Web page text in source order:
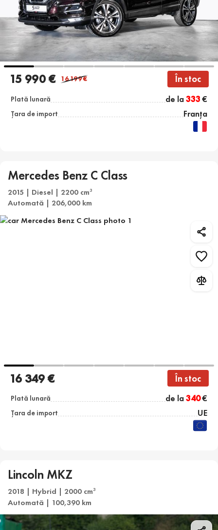
15 990 € 16 199€ În stoc
Plată lunară de la333€
Țara de import Franța
Mercedes Benz C Class
2015 | Diesel | 2200 cm3
Automată | 206,000 km
16 349 € În stoc
Plată lunară de la340€
Țara de import UE
Lincoln MKZ
2018 | Hybrid | 2000 cm3
Automată | 100,390 km